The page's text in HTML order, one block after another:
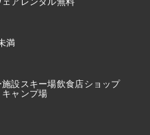
満
施設スキー場飲食店ショップ
ャンプ場